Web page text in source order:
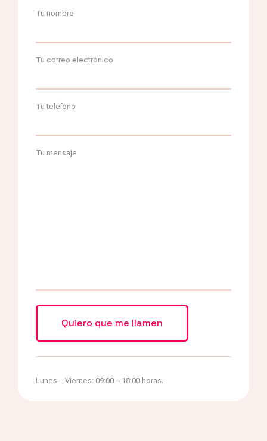
Tu nombre
Tu correo electrónico
Tu teléfono
Tu mensaje
Lunes – Viernes: 09:00 – 18:00 horas.